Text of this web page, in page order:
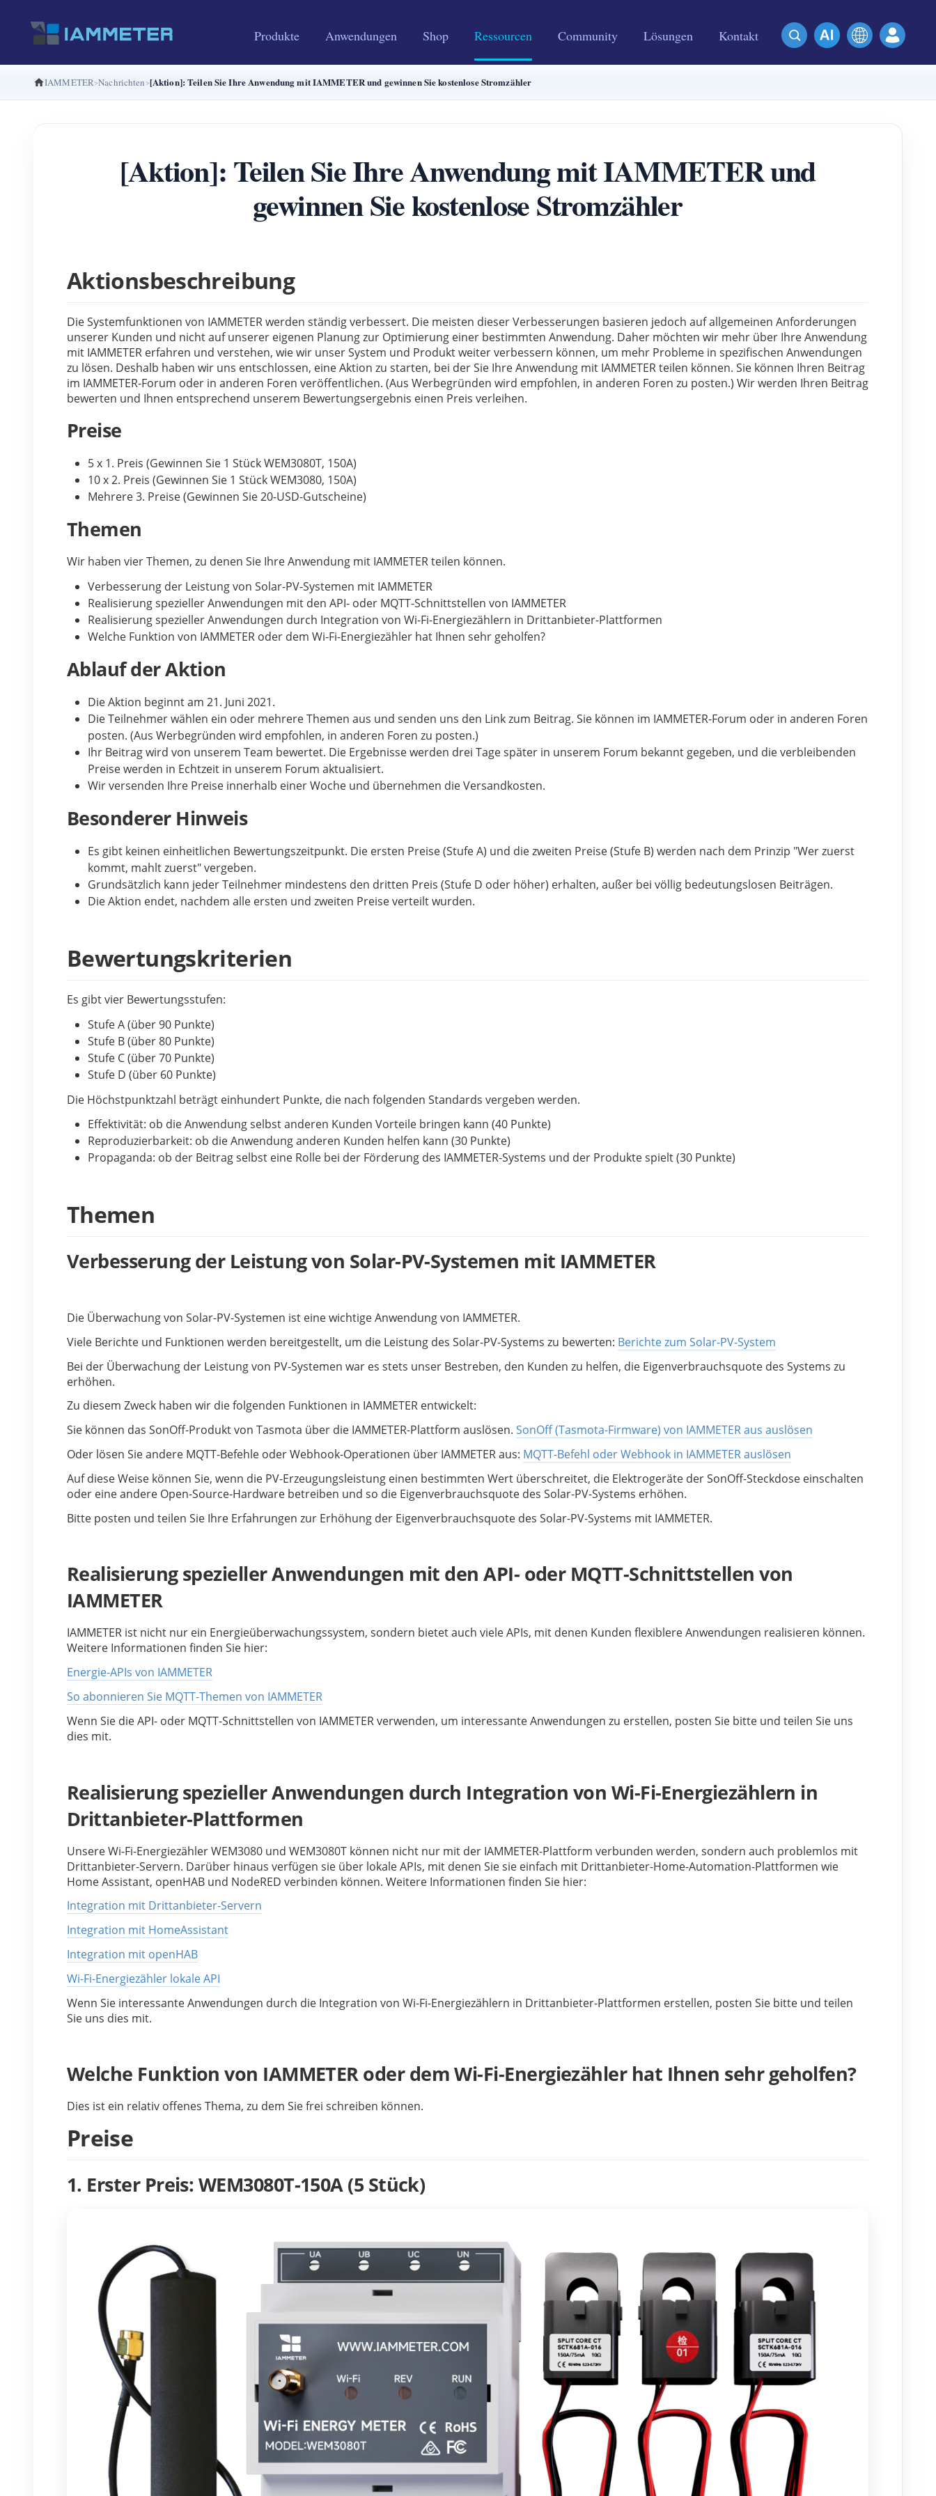
Produkte Anwendungen Shop Ressourcen Community Lösungen Kontakt
IAMMETER Nachrichten [Aktion]: Teilen Sie Ihre Anwendung mit IAMMETER und gewinnen Sie kostenlose Stromzähler
[Aktion]: Teilen Sie Ihre Anwendung mit IAMMETER und
gewinnen Sie kostenlose Stromzähler
Aktionsbeschreibung
Die Systemfunktionen von IAMMETER werden ständig verbessert. Die meisten dieser Verbesserungen basieren jedoch auf allgemeinen Anforderungen
unserer Kunden und nicht auf unserer eigenen Planung zur Optimierung einer bestimmten Anwendung. Daher möchten wir mehr über Ihre Anwendung
mit IAMMETER erfahren und verstehen, wie wir unser System und Produkt weiter verbessern können, um mehr Probleme in spezifischen Anwendungen
zu lösen. Deshalb haben wir uns entschlossen, eine Aktion zu starten, bei der Sie Ihre Anwendung mit IAMMETER teilen können. Sie können Ihren Beitrag
im IAMMETER-Forum oder in anderen Foren veröffentlichen. (Aus Werbegründen wird empfohlen, in anderen Foren zu posten.) Wir werden Ihren Beitrag
bewerten und Ihnen entsprechend unserem Bewertungsergebnis einen Preis verleihen.
Preise
5 x 1. Preis (Gewinnen Sie 1 Stück WEM3080T, 150A)
10 x 2. Preis (Gewinnen Sie 1 Stück WEM3080, 150A)
Mehrere 3. Preise (Gewinnen Sie 20-USD-Gutscheine)
Themen
Wir haben vier Themen, zu denen Sie Ihre Anwendung mit IAMMETER teilen können.
Verbesserung der Leistung von Solar-PV-Systemen mit IAMMETER
Realisierung spezieller Anwendungen mit den API- oder MQTT-Schnittstellen von IAMMETER
Realisierung spezieller Anwendungen durch Integration von Wi-Fi-Energiezählern in Drittanbieter-Plattformen
Welche Funktion von IAMMETER oder dem Wi-Fi-Energiezähler hat Ihnen sehr geholfen?
Ablauf der Aktion
Die Aktion beginnt am 21. Juni 2021.
Die Teilnehmer wählen ein oder mehrere Themen aus und senden uns den Link zum Beitrag. Sie können im IAMMETER-Forum oder in anderen Foren
posten. (Aus Werbegründen wird empfohlen, in anderen Foren zu posten.)
Ihr Beitrag wird von unserem Team bewertet. Die Ergebnisse werden drei Tage später in unserem Forum bekannt gegeben, und die verbleibenden
Preise werden in Echtzeit in unserem Forum aktualisiert.
Wir versenden Ihre Preise innerhalb einer Woche und übernehmen die Versandkosten.
Besonderer Hinweis
Es gibt keinen einheitlichen Bewertungszeitpunkt. Die ersten Preise (Stufe A) und die zweiten Preise (Stufe B) werden nach dem Prinzip "Wer zuerst
kommt, mahlt zuerst" vergeben.
Grundsätzlich kann jeder Teilnehmer mindestens den dritten Preis (Stufe D oder höher) erhalten, außer bei völlig bedeutungslosen Beiträgen.
Die Aktion endet, nachdem alle ersten und zweiten Preise verteilt wurden.
Bewertungskriterien
Es gibt vier Bewertungsstufen:
Stufe A (über 90 Punkte)
Stufe B (über 80 Punkte)
Stufe C (über 70 Punkte)
Stufe D (über 60 Punkte)
Die Höchstpunktzahl beträgt einhundert Punkte, die nach folgenden Standards vergeben werden.
Effektivität: ob die Anwendung selbst anderen Kunden Vorteile bringen kann (40 Punkte)
Reproduzierbarkeit: ob die Anwendung anderen Kunden helfen kann (30 Punkte)
Propaganda: ob der Beitrag selbst eine Rolle bei der Förderung des IAMMETER-Systems und der Produkte spielt (30 Punkte)
Themen
Verbesserung der Leistung von Solar-PV-Systemen mit IAMMETER
Die Überwachung von Solar-PV-Systemen ist eine wichtige Anwendung von IAMMETER.
Viele Berichte und Funktionen werden bereitgestellt, um die Leistung des Solar-PV-Systems zu bewerten: Berichte zum Solar-PV-System
Bei der Überwachung der Leistung von PV-Systemen war es stets unser Bestreben, den Kunden zu helfen, die Eigenverbrauchsquote des Systems zu
erhöhen.
Zu diesem Zweck haben wir die folgenden Funktionen in IAMMETER entwickelt:
Sie können das SonOff-Produkt von Tasmota über die IAMMETER-Plattform auslösen. SonOff (Tasmota-Firmware) von IAMMETER aus auslösen
Oder lösen Sie andere MQTT-Befehle oder Webhook-Operationen über IAMMETER aus: MQTT-Befehl oder Webhook in IAMMETER auslösen
Auf diese Weise können Sie, wenn die PV-Erzeugungsleistung einen bestimmten Wert überschreitet, die Elektrogeräte der SonOff-Steckdose einschalten
oder eine andere Open-Source-Hardware betreiben und so die Eigenverbrauchsquote des Solar-PV-Systems erhöhen.
Bitte posten und teilen Sie Ihre Erfahrungen zur Erhöhung der Eigenverbrauchsquote des Solar-PV-Systems mit IAMMETER.
Realisierung spezieller Anwendungen mit den API- oder MQTT-Schnittstellen von
IAMMETER
IAMMETER ist nicht nur ein Energieüberwachungssystem, sondern bietet auch viele APIs, mit denen Kunden flexiblere Anwendungen realisieren können.
Weitere Informationen finden Sie hier:
Energie-APIs von IAMMETER
So abonnieren Sie MQTT-Themen von IAMMETER
Wenn Sie die API- oder MQTT-Schnittstellen von IAMMETER verwenden, um interessante Anwendungen zu erstellen, posten Sie bitte und teilen Sie uns
dies mit.
Realisierung spezieller Anwendungen durch Integration von Wi-Fi-Energiezählern in
Drittanbieter-Plattformen
Unsere Wi-Fi-Energiezähler WEM3080 und WEM3080T können nicht nur mit der IAMMETER-Plattform verbunden werden, sondern auch problemlos mit
Drittanbieter-Servern. Darüber hinaus verfügen sie über lokale APIs, mit denen Sie sie einfach mit Drittanbieter-Home-Automation-Plattformen wie
Home Assistant, openHAB und NodeRED verbinden können. Weitere Informationen finden Sie hier:
Integration mit Drittanbieter-Servern
Integration mit HomeAssistant
Integration mit openHAB
Wi-Fi-Energiezähler lokale API
Wenn Sie interessante Anwendungen durch die Integration von Wi-Fi-Energiezählern in Drittanbieter-Plattformen erstellen, posten Sie bitte und teilen
Sie uns dies mit.
Welche Funktion von IAMMETER oder dem Wi-Fi-Energiezähler hat Ihnen sehr geholfen?
Dies ist ein relativ offenes Thema, zu dem Sie frei schreiben können.
Preise
1. Erster Preis: WEM3080T-150A (5 Stück)